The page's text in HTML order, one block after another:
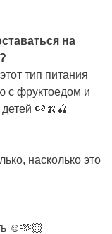
на
тип питания
с фруктоедом и
🍉🍌🍒
насколько это
☺️🫶🏻